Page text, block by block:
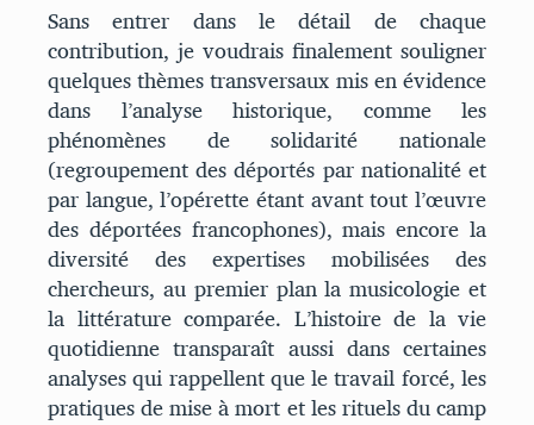
Sans entrer dans le détail de chaque
contribution, je voudrais finalement souligner
quelques thèmes transversaux mis en évidence
dans l’analyse historique, comme les
phénomènes de solidarité nationale
(regroupement des déportés par nationalité et
par langue, l’opérette étant avant tout l’œuvre
des déportées francophones), mais encore la
diversité des expertises mobilisées des
chercheurs, au premier plan la musicologie et
la littérature comparée. L’histoire de la vie
quotidienne transparaît aussi dans certaines
analyses qui rappellent que le travail forcé, les
pratiques de mise à mort et les rituels du camp